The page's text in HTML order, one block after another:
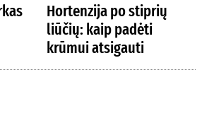
Hortenzija po stiprių
liūčių: kaip padėti
krūmui atsigauti